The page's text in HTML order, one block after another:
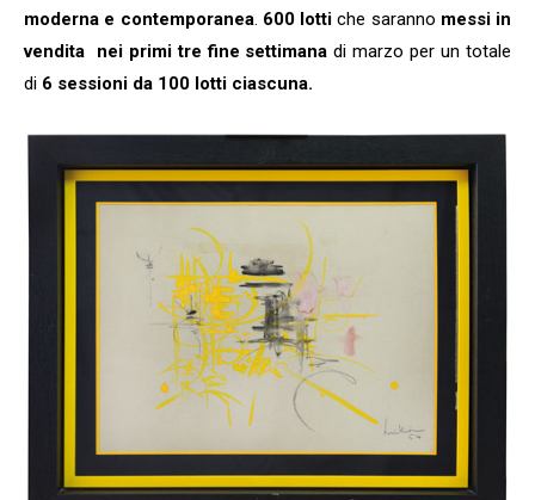
moderna e contemporanea. 600 lotti che saranno messi in
vendita
nei primi tre fine settimana di marzo per un totale
di 6 sessioni da 100 lotti ciascuna.